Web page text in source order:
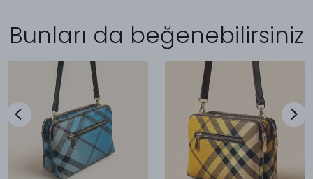
Bunları da beğenebilirsiniz